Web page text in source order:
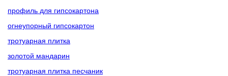
профиль для гипсокартона
огнеупорный гипсокартон
тротуарная плитка
золотой мандарин
тротуарная плитка песчаник